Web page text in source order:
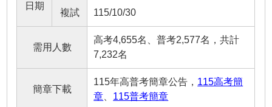
日期
複試 115/10/30
需用人數
高考4,655名、普考2,577名，共計
7,232名
簡章下載
115年高普考簡章公告， 115高考簡
章、 115普考簡章